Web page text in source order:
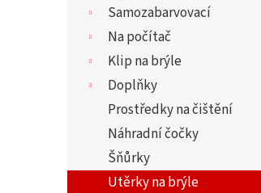
Samozabarvovací
Na počítač
Klip na brýle
Doplňky
Prostředky na čištění
Náhradní čočky
Šňůrky
Utěrky na brýle